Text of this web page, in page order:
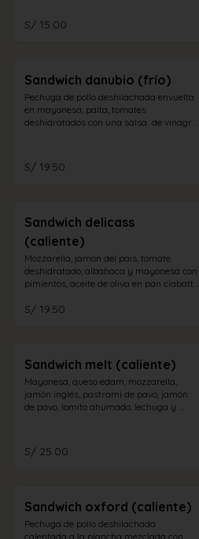
S/ 15.00
Sandwich danubio (frío)
Pechuga de pollo deshilachada envuelta
en mayonesa, palta, tomates
deshidratados con una salsa  de vinagre
S/ 19.50
Sandwich delicass
(caliente)
Mozzarella, jamón del pais, tomate
deshidratado, albahaca y mayonesa con
pimientos, aceite de oliva en pan ciabatta
S/ 19.50
Sandwich melt (caliente)
Mayonesa, queso edam, mozzarella,
jamón inglés, pastrami de pavo, jamón
de pavo, lomito ahumado, lechuga y
S/ 25.00
Sandwich oxford (caliente)
Pechuga de pollo deshilachada
calentada a la plancha mezclada con